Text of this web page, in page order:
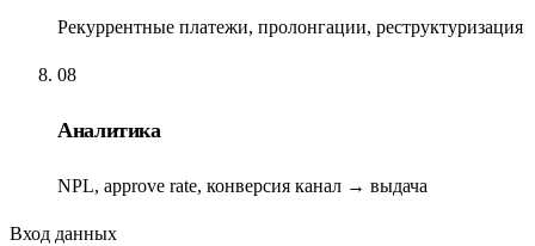
Рекуррентные платежи, пролонгации, реструктуризация
08
Аналитика
NPL, approve rate, конверсия канал → выдача
Вход данных